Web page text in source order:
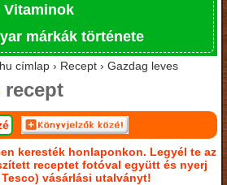
Vitaminok
márkák története
címlap › Recept › Gazdag leves
recept
keresték honlaponkon. Legyél te az
receptet fotóval együtt és nyerj
vásárlási utalványt!